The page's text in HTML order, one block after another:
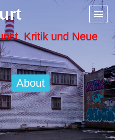
Kritik und Neue
About